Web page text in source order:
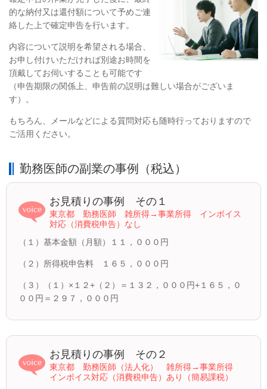
的な納付又は還付額について予めご連
絡した上で確定申告を行います。
内容について説明を希望される場合、
お申し付けいただければ別途お時間を
頂戴してお伺いすることも可能です
（申告期限の関係上、申告前の説明は難しい場合がございま
す）。
もちろん、メールなどによる質問対応も随時行っておりますので
ご活用ください。
勤務医師の副業の事例（税込）
お見積りの事例 その１
東京都 勤務医師 雑所得→事業所得 インボイス
対応（消費税申告）なし
（１）基本金額（月額）１１，０００円
（２）所得税申告料 １６５，０００円
（３）（１）×１２+（２）＝１３２，０００円+１６５，０
００円＝２９７，０００円
お見積りの事例 その２
東京都 勤務医師（法人化） 雑所得→事業所得
インボイス対応（消費税申告）あり（簡易課税）